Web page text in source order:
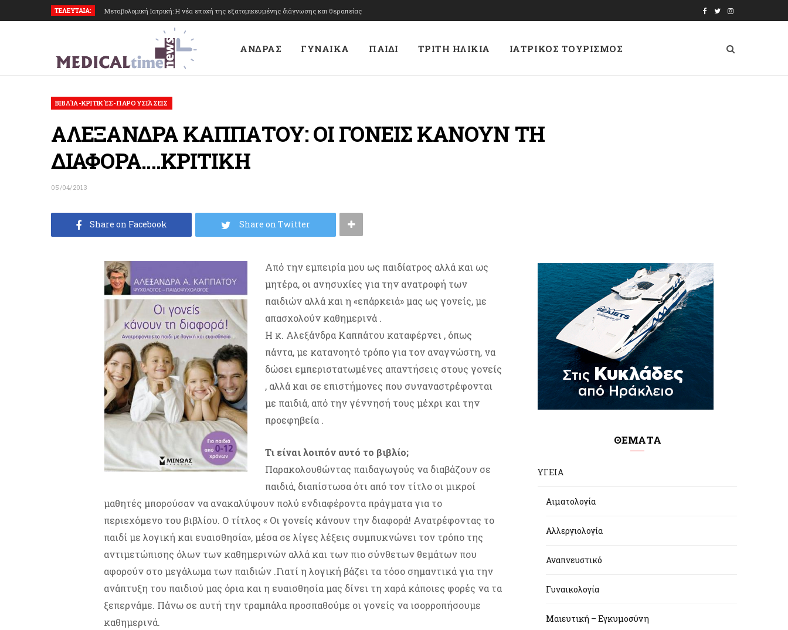
ΤΕΛΕΥΤΑΙΑ: Μεταβολομική Ιατρική: Η νέα εποχή της εξατομικευμένης διάγνωσης και θεραπείας
e
T
t
I
s
t
ΑΝΔΡΑΣ ΓΥΝΑΙΚΑ ΠΑΙΔΙ ΤΡΙΤΗ ΗΛΙΚΙΑ ΙΑΤΡΙΚΟΣ ΤΟΥΡΙΣΜΟΣ
ΒΙΒΛΊΑ-ΚΡΙΤΙΚΈΣ-ΠΑΡΟΥΣΙΆΣΕΙΣ
ΑΛΕΞΑΝΔΡΑ ΚΑΠΠΑΤΟΥ: ΟΙ ΓΟΝΕΙΣ ΚΑΝΟΥΝ ΤΗ
ΔΙΑΦΟΡΑ….ΚΡΙΤΙΚΗ
05/04/2013
Share on Facebook Share on Twitter
Από την εμπειρία μου ως παιδίατρος αλλά και ως
μητέρα, οι ανησυχίες για την ανατροφή των
παιδιών αλλά και η «επάρκειά» μας ως γονείς, με
απασχολούν καθημερινά .
Η κ. Αλεξάνδρα Καππάτου καταφέρνει , όπως
πάντα, με κατανοητό τρόπο για τον αναγνώστη, να
δώσει εμπεριστατωμένες απαντήσεις στους γονείς
, αλλά και σε επιστήμονες που συναναστρέφονται
με παιδιά, από την γέννησή τους μέχρι και την
προεφηβεία .
Τι είναι λοιπόν αυτό το βιβλίο;
Παρακολουθώντας παιδαγωγούς να διαβάζουν σε
παιδιά, διαπίστωσα ότι από τον τίτλο οι μικροί
μαθητές μπορούσαν να ανακαλύψουν πολύ ενδιαφέροντα πράγματα για το
περιεχόμενο του βιβλίου. Ο τίτλος « Οι γονείς κάνουν την διαφορά! Ανατρέφοντας το
παιδί με λογική και ευαισθησία», μέσα σε λίγες λέξεις συμπυκνώνει τον τρόπο της
αντιμετώπισης όλων των καθημερινών αλλά και των πιο σύνθετων θεμάτων που
αφορούν στο μεγάλωμα των παιδιών .Γιατί η λογική βάζει τα τόσο σημαντικά για την
ανάπτυξη του παιδιού μας όρια και η ευαισθησία μας δίνει τη χαρά κάποιες φορές να τα
ξεπερνάμε. Πάνω σε αυτή την τραμπάλα προσπαθούμε οι γονείς να ισορροπήσουμε
καθημερινά.
ΘΕΜΑΤΑ
ΥΓΕΙΑ
Αιματολογία
Αλλεργιολογία
Αναπνευστικό
Γυναικολογία
Μαιευτική – Εγκυμοσύνη